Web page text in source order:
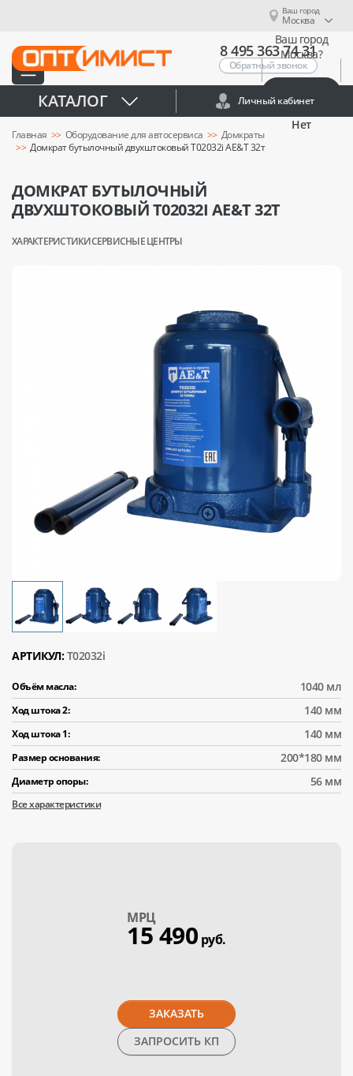
Ваш город
Москва
Ваш город
Москва?
Нет
8 495 363 74 31
Обратный звонок
КАТАЛОГ Личный кабинет
Главная Оборудование для автосервиса
Домкраты
Домкрат бутылочный двухштоковый T02032i AE&T 32т
ДОМКРАТ БУТЫЛОЧНЫЙ
ДВУХШТОКОВЫЙ T02032I AE&T 32Т
ХАРАКТЕРИСТИКИСЕРВИСНЫЕ ЦЕНТРЫ
АРТИКУЛ: T02032i
Объём масла: 1040 мл
Ход штока 2: 140 мм
Ход штока 1: 140 мм
Размер основания: 200*180 мм
Диаметр опоры: 56 мм
Все характеристики
МPЦ
15 490 руб.
ЗАКАЗАТЬ
ЗАПРОСИТЬ КП